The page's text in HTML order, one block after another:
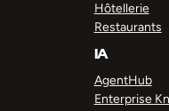
Hôtellerie
Restaurants
IA
AgentHub
Enterprise